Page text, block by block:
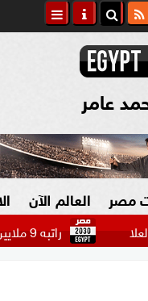
عامر
مصر العالم الآن
راتبه 9 ملايين دولار.. بيراميدز يتحرك لضم مهاجم الاتحاد السعودي...